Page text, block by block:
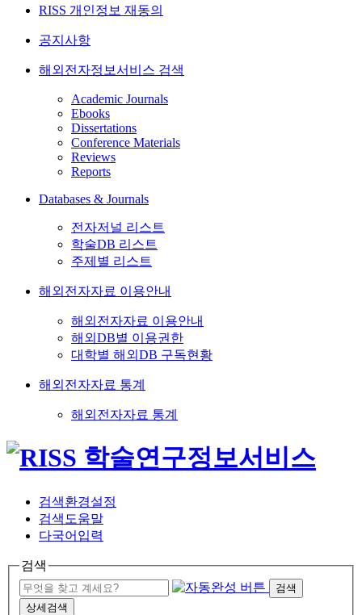
RISS 개인정보 재동의
공지사항
해외전자정보서비스 검색
Academic Journals
Ebooks
Dissertations
Conference Materials
Reviews
Reports
Databases & Journals
전자저널 리스트
학술DB 리스트
주제별 리스트
해외전자자료 이용안내
해외전자자료 이용안내
해외DB별 이용권한
대학별 해외DB 구독현황
해외전자자료 통계
해외전자자료 통계
검색환경설정
검색도움말
다국어입력
검색
검색
상세검색